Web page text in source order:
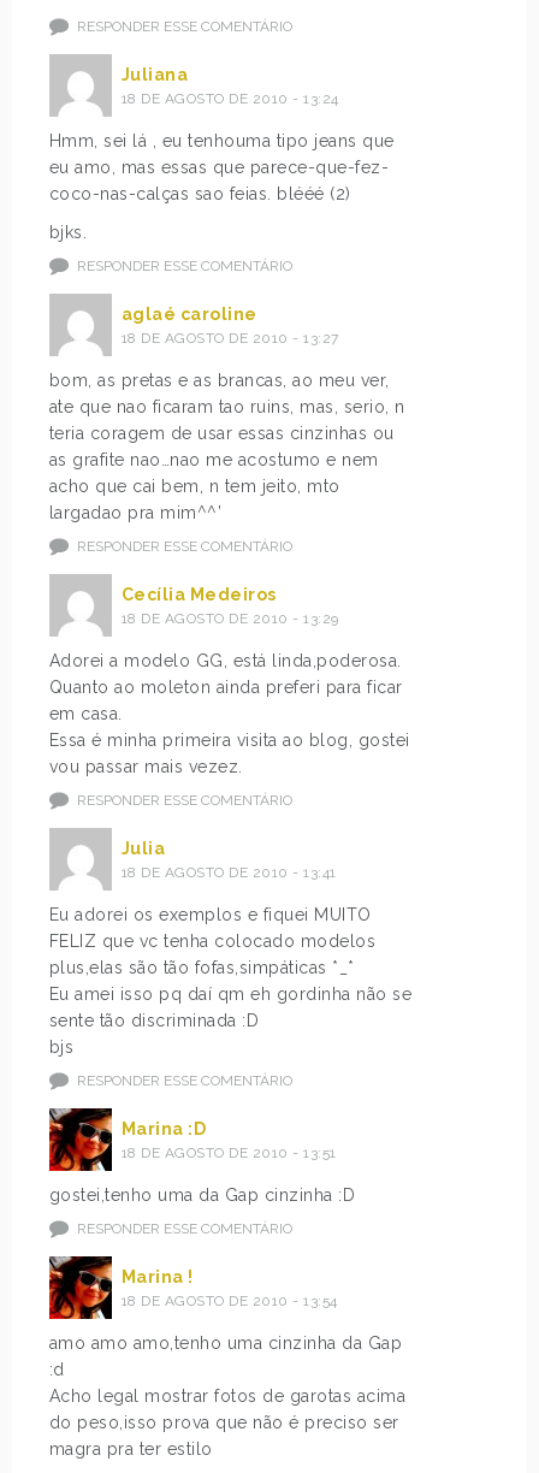
RESPONDER ESSE COMENTÁRIO
Juliana
18 DE AGOSTO DE 2010 - 13:24
Hmm, sei lá , eu tenhouma tipo jeans que
eu amo, mas essas que parece-que-fez-
coco-nas-calças sao feias. blééé (2)
bjks.
RESPONDER ESSE COMENTÁRIO
aglaé caroline
18 DE AGOSTO DE 2010 - 13:27
bom, as pretas e as brancas, ao meu ver,
ate que nao ficaram tao ruins, mas, serio, n
teria coragem de usar essas cinzinhas ou
as grafite nao…nao me acostumo e nem
acho que cai bem, n tem jeito, mto
largadao pra mim^^’
RESPONDER ESSE COMENTÁRIO
Cecília Medeiros
18 DE AGOSTO DE 2010 - 13:29
Adorei a modelo GG, está linda,poderosa.
Quanto ao moleton ainda preferi para ficar
em casa.
Essa é minha primeira visita ao blog, gostei
vou passar mais vezez.
RESPONDER ESSE COMENTÁRIO
Julia
18 DE AGOSTO DE 2010 - 13:41
Eu adorei os exemplos e fiquei MUITO
FELIZ que vc tenha colocado modelos
plus,elas são tão fofas,simpáticas *_*
Eu amei isso pq daí qm eh gordinha não se
sente tão discriminada :D
bjs
RESPONDER ESSE COMENTÁRIO
Marina :D
18 DE AGOSTO DE 2010 - 13:51
gostei,tenho uma da Gap cinzinha :D
RESPONDER ESSE COMENTÁRIO
Marina !
18 DE AGOSTO DE 2010 - 13:54
amo amo amo,tenho uma cinzinha da Gap
:d
Acho legal mostrar fotos de garotas acima
do peso,isso prova que não é preciso ser
magra pra ter estilo